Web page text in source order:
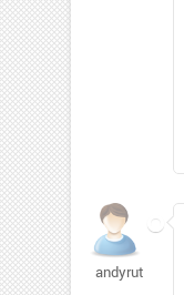
andyruth1